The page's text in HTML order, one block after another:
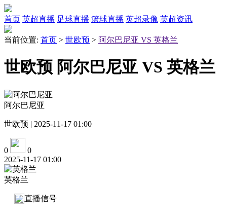
首页 英超直播 足球直播 篮球直播 英超录像 英超资讯
当前位置: 首页 > 世欧预 > 阿尔巴尼亚 VS 英格兰
世欧预 阿尔巴尼亚 VS 英格兰
阿尔巴尼亚
世欧预 | 2025-11-17 01:00
0
0
2025-11-17 01:00
英格兰
直播信号